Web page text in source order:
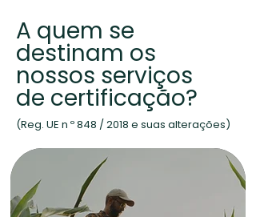
A quem se
destinam os
nossos serviços
de certificação?
(Reg. UE n º 848 / 2018 e suas alterações)